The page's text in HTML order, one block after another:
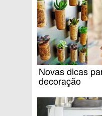
Novas dicas
decoração